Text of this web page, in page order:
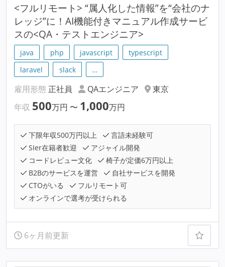
<フルリモート> “属人化した情報”を“会社のナ
レッジ”に！AI機能付きマニュアル作成サービ
スの<QA・テストエンジニア>
java php javascript
typescript
laravel
slack …
雇用形態 正社員 QAエンジニア
東京
年収 500万円 〜 1,000万円
下限年収500万円以上
言語未経験可
SIer在籍者歓迎
アジャイル開発
コードレビュー文化
椅子が定価6万円以上
B2Bのサービスを運営
自社サービスを開発
CTOがいる
フルリモート可
オンラインで選考が受けられる
6ヶ月前更新